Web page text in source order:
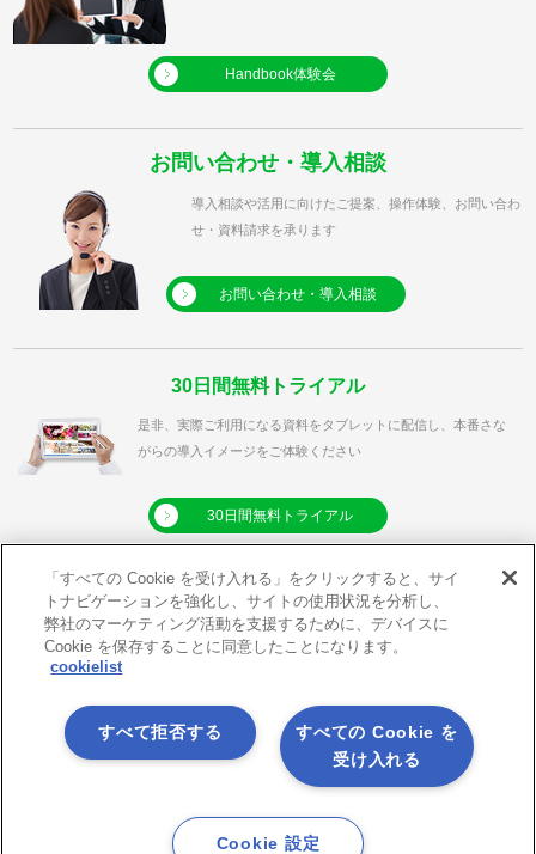
Handbook体験会
お問い合わせ・導入相談
導入相談や活用に向けたご提案、操作体験、お問い合わ
せ・資料請求を承ります
お問い合わせ・導入相談
30日間無料トライアル
是非、実際ご利用になる資料をタブレットに配信し、本番さな
がらの導入イメージをご体験ください
30日間無料トライアル
利用規約 プライバシーポリシー
クッキーポリシー
メールマガジン解除 サイトマップ
アプリダウンロード
Youtube
「すべての Cookie を受け入れる」をクリックすると、サイ
トナビゲーションを強化し、サイトの使用状況を分析し、
弊社のマーケティング活動を支援するために、デバイスに
Cookie を保存することに同意したことになります。
cookielist
すべての Cookie を
受け入れる
すべて拒否する
Cookie 設定